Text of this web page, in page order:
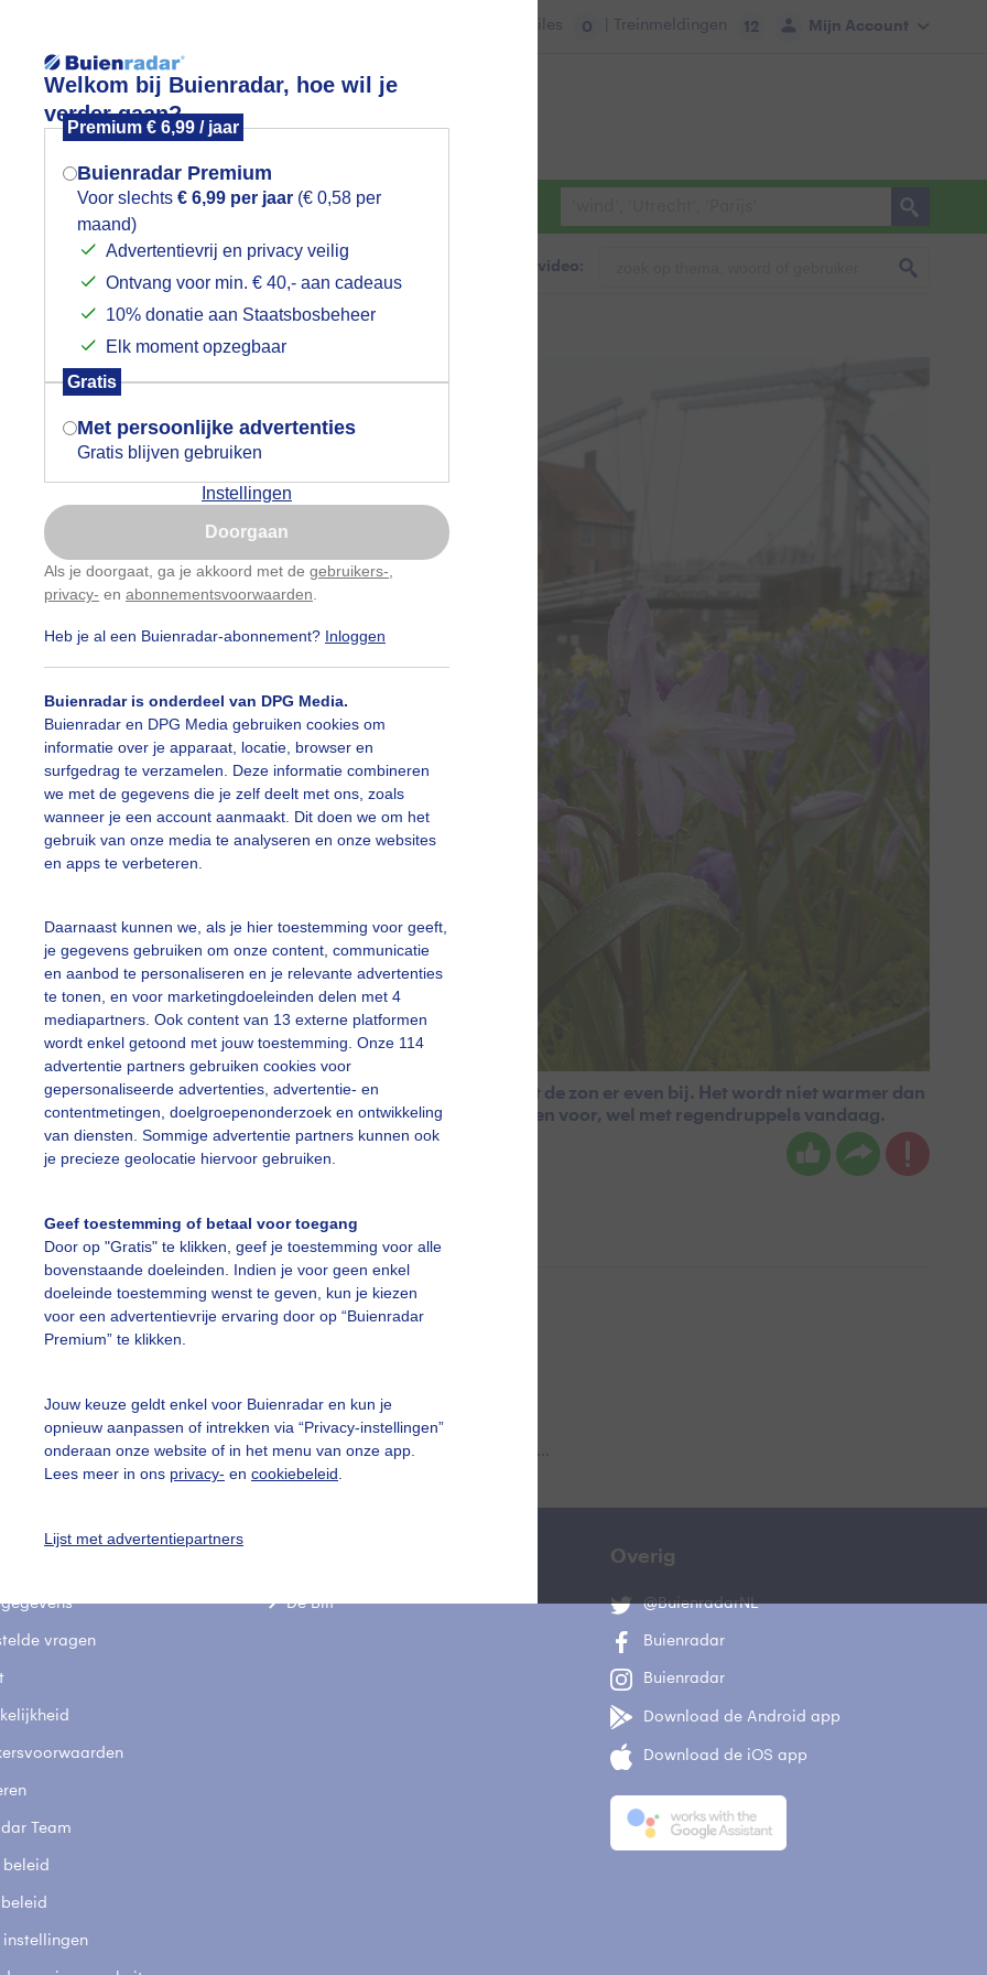
Welkom bij Buienradar, hoe wil je
verder gaan?
Premium € 6,99 / jaar
Buienradar Premium
Voor slechts € 6,99 per jaar (€ 0,58 per
maand)
Advertentievrij en privacy veilig
Ontvang voor min. € 40,- aan cadeaus
10% donatie aan Staatsbosbeheer
Elk moment opzegbaar
Gratis
Met persoonlijke advertenties
Gratis blijven gebruiken
Instellingen
Doorgaan
Als je doorgaat, ga je akkoord met de gebruikers-
privacy- en abonnementsvoorwaarden
Heb je al een Buienradar-abonnement? Inloggen
Buienradar is onderdeel van DPG Media.
Buienradar en DPG Media gebruiken cookies om
informatie over je apparaat, locatie, browser en
surfgedrag te verzamelen. Deze informatie combineren
we met de gegevens die je zelf deelt met ons, zoals
wanneer je een account aanmaakt. Dit doen we om het
gebruik van onze media te analyseren en onze websites
en apps te verbeteren.
Daarnaast kunnen we, als je hier toestemming voor geeft,
je gegevens gebruiken om onze content, communicatie
en aanbod te personaliseren en je relevante advertenties
te tonen, en voor marketingdoeleinden delen met 4
mediapartners. Ook content van 13 externe platformen
wordt enkel getoond met jouw toestemming. Onze 114
advertentie partners gebruiken cookies voor
gepersonaliseerde advertenties, advertentie- en
contentmetingen, doelgroepenonderzoek en ontwikkeling
van diensten. Sommige advertentie partners kunnen ook
je precieze geolocatie hiervoor gebruiken.
Geef toestemming of betaal voor toegang
Door op "Gratis" te klikken, geef je toestemming voor alle
bovenstaande doeleinden. Indien je voor geen enkel
doeleinde toestemming wenst te geven, kun je kiezen
voor een advertentievrije ervaring door op “Buienradar
Premium” te klikken.
Jouw keuze geldt enkel voor Buienradar en kun je
opnieuw aanpassen of intrekken via “Privacy-instellingen”
onderaan onze website of in het menu van onze app.
Lees meer in ons privacy- en cookiebeleid
Lijst met advertentiepartners
Mijn Account
Files 0 | Treinmeldingen 12
Foto en video Weerzine
Zoeken in foto & video:
hele morgen is het bewolkt met motregen,pas na 14.00uur komt de zon er even bij. Het wordt niet warmer dan
graden dus nog geen lentegevoel, daar zorgen nu de bolgewassen voor, wel met regendruppels vandaag.
Henk Groenewoud Gemaakt: 17-03-2026, 47x bekeken
Lente Regen
Een moment geduld aub...
vragen
Team
beleid
instellingen
De Bilt
Overig
@BuienradarNL
Buienradar
Buienradar
Download de Android app
Download de iOS app
Mogen we je locatie gebruiken voor
het weer?
Indien je hier nog geen akkoord op hebt
gegeven, verschijnt er zo een pop-up uit
je browser waarin deze toestemming
gevraagd wordt.
Is goed, toon de popup
Nu niet, misschien later
Gebruik je Safari en wil je niet elke dag deze pop-up
Klikhierom dit aan te passen